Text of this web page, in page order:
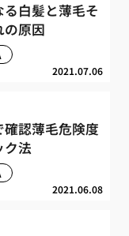
る白髪と薄毛そ
の原因
2021.07.06
確認薄毛危険度
ク法
2021.06.08